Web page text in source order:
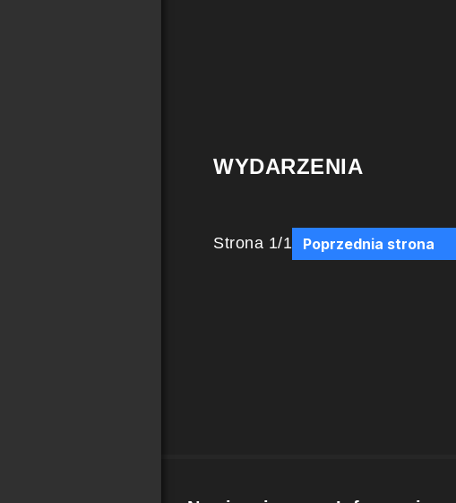
WYDARZENIA
Strona 1/1 Poprzednia strona